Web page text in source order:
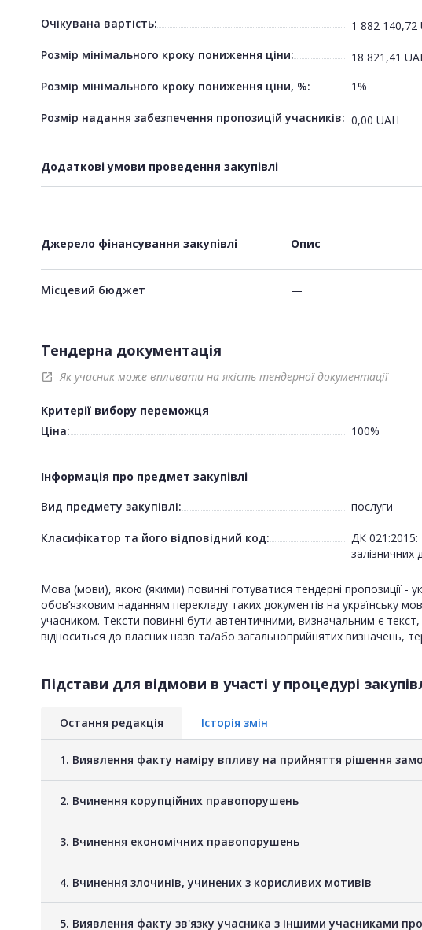
Очікувана вартість: 1 882 140,72
Розмір мінімального кроку пониження ціни:
18 821,41
Розмір мінімального кроку пониження ціни, %:
1%
Розмір надання забезпечення пропозицій учасників: 0,00 UAH
Додаткові умови проведення закупівлі
Джерело фінансування закупівлі Опис
Місцевий бюджет —
Тендерна документація
open_in_new Як учасник може впливати на якість тендерної документації
Критерії вибору переможця
Ціна:
100%
Інформація про предмет закупівлі
Вид предмету закупівлі:
послуги
Класифікатор та його відповідний код:
ДК 021:2015:
залізничних
Мова (мови), якою (якими) повинні готуватися тендерні пропозиції -
обов’язковим наданням перекладу таких документів на українську
учасником. Тексти повинні бути автентичними, визначальним є
відноситься до власних назв та/або загальноприйнятих визначень,
Підстави для відмови в участі у процедурі
Остання редакція Історія змін
1. Виявлення факту наміру впливу на прийняття рішення
2. Вчинення корупційних правопорушень
3. Вчинення економічних правопорушень
4. Вчинення злочинів, учинених з корисливих мотивів
5. Виявлення факту зв'язку учасника з іншими учасниками